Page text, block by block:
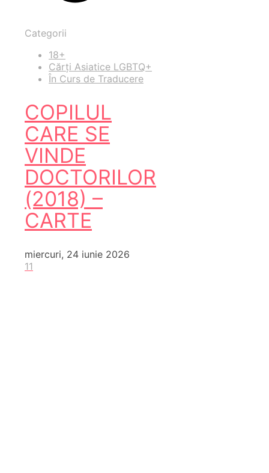
Categorii
18+
Cărți Asiatice LGBTQ+
În Curs de Traducere
COPILUL
CARE SE
VINDE
DOCTORILOR
(2018) –
CARTE
miercuri, 24 iunie 2026
11